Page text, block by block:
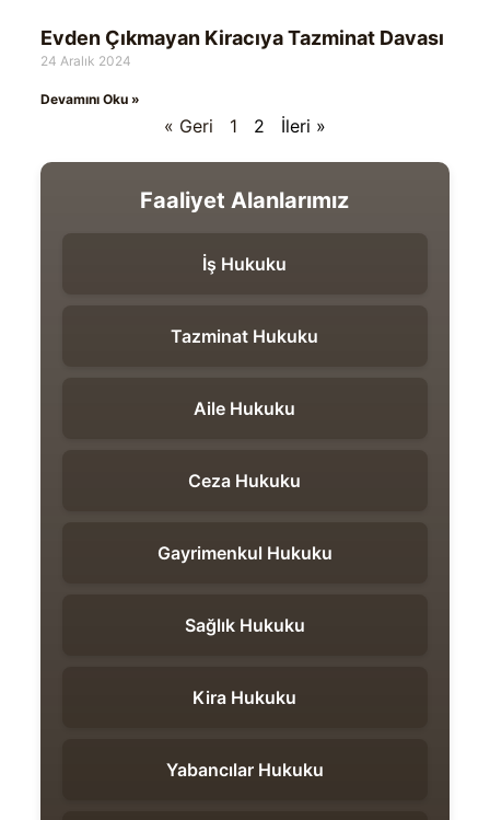
Evden Çıkmayan Kiracıya Tazminat Davası
24 Aralık 2024
Devamını Oku »
« Geri 1 2 İleri »
Faaliyet Alanlarımız
İş Hukuku
Tazminat Hukuku
Aile Hukuku
Ceza Hukuku
Gayrimenkul Hukuku
Sağlık Hukuku
Kira Hukuku
Yabancılar Hukuku